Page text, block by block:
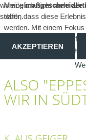
Meine
dafür, dass diese
werden. Mit einem
Nutzererfahrung schaffe
und Kunden begeistern
ALSO
WIR IN
womöglich nicht mehr alle
stehen.
AKZEPTIEREN